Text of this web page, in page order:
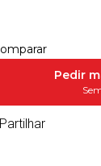
Pedir
Partilhar